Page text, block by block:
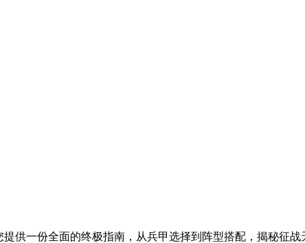
供一份全面的终极指南，从兵甲选择到阵型搭配，揭秘征战